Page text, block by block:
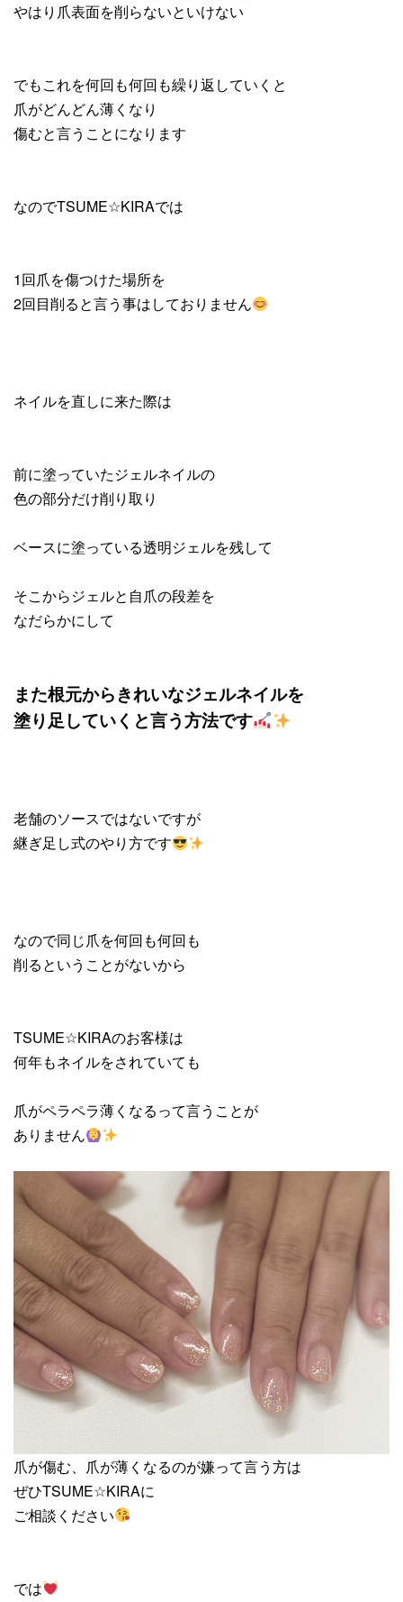
やはり爪表面を削らないといけない
でもこれを何回も何回も繰り返していくと
爪がどんどん薄くなり
傷むと言うことになります
なのでTSUME☆KIRAでは
1回爪を傷つけた場所を
2回目削ると言う事はしておりません
ネイルを直しに来た際は
前に塗っていたジェルネイルの
色の部分だけ削り取り
ベースに塗っている透明ジェルを残して
そこからジェルと自爪の段差を
なだらかにして
また根元からきれいなジェルネイルを
塗り足していくと言う方法です
老舗のソースではないですが
継ぎ足し式のやり方です
なので同じ爪を何回も何回も
削るということがないから
TSUME☆KIRAのお客様は
何年もネイルをされていても
爪がペラペラ薄くなるって言うことが
ありません
爪が傷む、爪が薄くなるのが嫌って言う方は
ぜひTSUME☆KIRAに
ご相談ください
では